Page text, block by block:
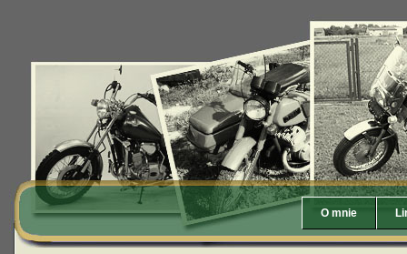
O mnie